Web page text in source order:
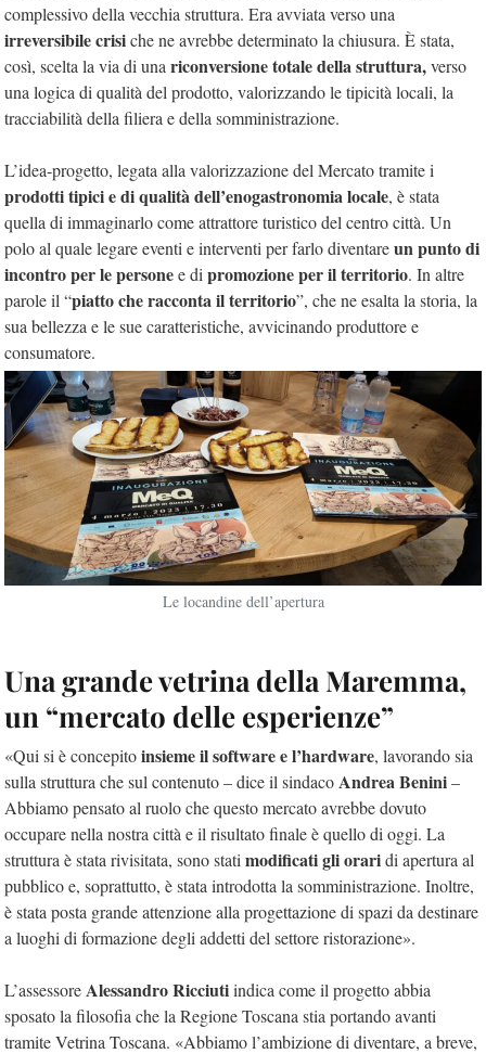
complessivo della vecchia struttura. Era avviata verso una
irreversibile crisiche ne avrebbe determinato la chiusura. È stata,
così, scelta la via di una riconversione totale della struttura,verso
una logica di qualità del prodotto, valorizzando le tipicità locali, la
tracciabilità della filiera e della somministrazione.
L’idea-progetto, legata alla valorizzazione del Mercato tramite i
prodotti tipici e di qualità dell’enogastronomia locale, è stata
quella di immaginarlo come attrattore turistico del centro città. Un
polo al quale legare eventi e interventi per farlo diventareun punto di
incontro per le personee di promozione per il territorio. In altre
parole il “piatto che racconta il territorio”, che ne esalta la storia, la
sua bellezza e le sue caratteristiche, avvicinando produttore e
consumatore.
Le locandine dell’apertura
Una grande vetrina della Maremma,
un “mercato delle esperienze”
«Qui si è concepitoinsieme il software e l’hardware, lavorando sia
sulla struttura che sul contenuto – dice il sindacoAndrea Benini–
Abbiamo pensato al ruolo che questo mercato avrebbe dovuto
occupare nella nostra città e il risultato finale è quello di oggi. La
struttura è stata rivisitata, sono stati modificati gli oraridi apertura al
pubblico e, soprattutto, è stata introdotta la somministrazione. Inoltre,
è stata posta grande attenzione alla progettazione di spazi da destinare
a luoghi di formazione degli addetti del settore ristorazione».
L’assessoreAlessandro Ricciutiindica come il progetto abbia
sposato la filosofia che la Regione Toscana stia portando avanti
tramite Vetrina Toscana. «Abbiamo l’ambizione di diventare, a breve,